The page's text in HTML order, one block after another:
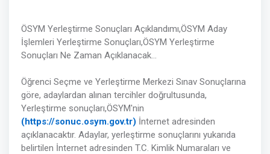
ÖSYM Yerleştirme Sonuçları Açıklandımı,ÖSYM Aday
İşlemleri Yerleştirme Sonuçları,ÖSYM Yerleştirme
Sonuçları Ne Zaman Açıklanacak...
Öğrenci Seçme ve Yerleştirme Merkezi Sınav Sonuçlarına
göre, adaylardan alınan tercihler doğrultusunda,
Yerleştirme sonuçları,ÖSYM'nin
(https://sonuc.osym.gov.tr) İnternet adresinden
açıklanacaktır. Adaylar, yerleştirme sonuçlarını yukarıda
belirtilen İnternet adresinden T.C. Kimlik Numaraları ve